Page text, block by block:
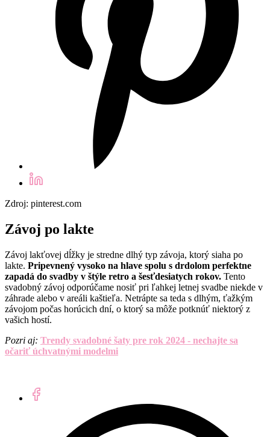
Zdroj: pinterest.com
Závoj po lakte
Závoj lakťovej dĺžky je stredne dlhý typ závoja, ktorý siaha po
lakte. Pripevnený vysoko na hlave spolu s drdolom perfektne
zapadá do svadby v štýle retro a šesťdesiatych rokov. Tento
svadobný závoj odporúčame nosiť pri ľahkej letnej svadbe niekde v
záhrade alebo v areáli kaštieľa. Netrápte sa teda s dlhým, ťažkým
závojom počas horúcich dní, o ktorý sa môže potknúť niektorý z
vašich hostí.
Pozri aj: Trendy svadobné šaty pre rok 2024 - nechajte sa
očariť úchvatnými modelmi